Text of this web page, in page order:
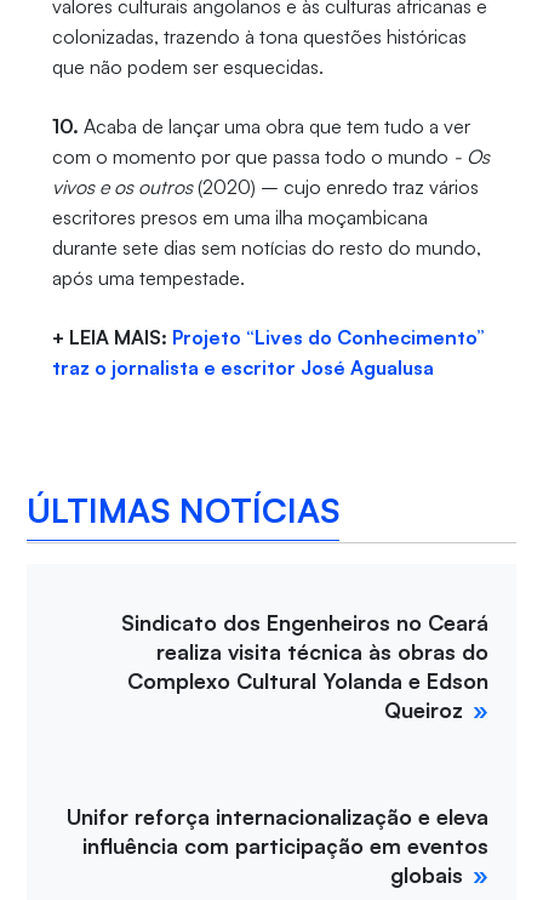
valores culturais angolanos e às culturas africanas e
colonizadas, trazendo à tona questões históricas
que não podem ser esquecidas.
10. Acaba de lançar uma obra que tem tudo a ver
com o momento por que passa todo o mundo - Os
vivos e os outros(2020) – cujo enredo traz vários
escritores presos em uma ilha moçambicana
durante sete dias sem notícias do resto do mundo,
após uma tempestade.
+ LEIA MAIS: Projeto “Lives do Conhecimento”
traz o jornalista e escritor José Agualusa
ÚLTIMAS NOTÍCIAS
Sindicato dos Engenheiros no Ceará
realiza visita técnica às obras do
Complexo Cultural Yolanda e Edson
Queiroz
Unifor reforça internacionalização e eleva
influência com participação em eventos
globais